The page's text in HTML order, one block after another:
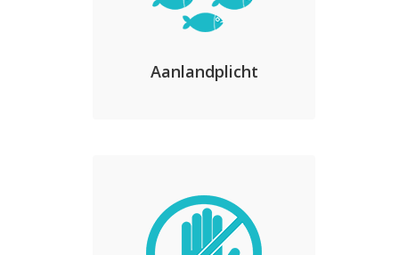
Aanlandplicht
stimuleren om selectiever te
vissen, maar ook daar is een
selectiever vissen gaat ook
Gesloten gebieden zijn er al in
grote getale , langs de